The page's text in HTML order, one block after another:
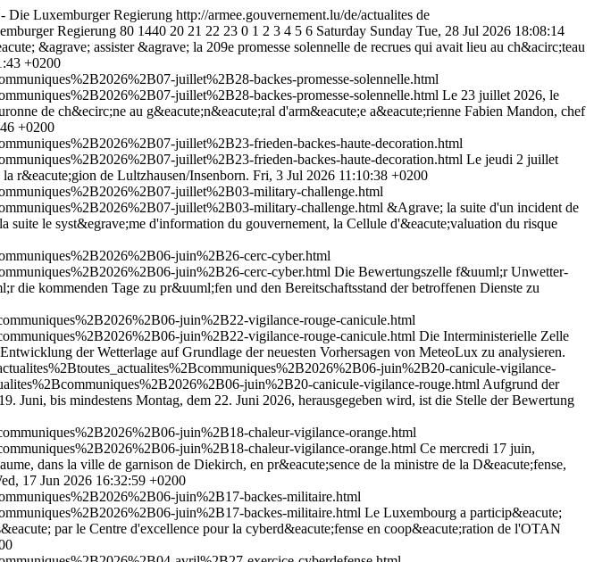
Die Luxemburger Regierung http://armee.gouvernement.lu/de/actualites de
Regierung 80 1440 20 21 22 23 0 1 2 3 4 5 6 Saturday Sunday Tue, 28 Jul 2026 18:08:14
&agrave; assister &agrave; la 209e promesse solennelle de recrues qui avait lieu au ch&acirc;teau
+0200
juillet%2B28-backes-promesse-solennelle.html
juillet%2B28-backes-promesse-solennelle.html Le 23 juillet 2026, le
de ch&ecirc;ne au g&eacute;n&eacute;ral d'arm&eacute;e a&eacute;rienne Fabien Mandon, chef
+0200
juillet%2B23-frieden-backes-haute-decoration.html
juillet%2B23-frieden-backes-haute-decoration.html Le jeudi 2 juillet
r&eacute;gion de Lultzhausen/Insenborn. Fri, 3 Jul 2026 11:10:38 +0200
juillet%2B03-military-challenge.html
juillet%2B03-military-challenge.html &Agrave; la suite d'un incident de
suite le syst&egrave;me d'information du gouvernement, la Cellule d'&eacute;valuation du risque
juin%2B26-cerc-cyber.html
juin%2B26-cerc-cyber.html Die Bewertungszelle f&uuml;r Unwetter-
kommenden Tage zu pr&uuml;fen und den Bereitschaftsstand der betroffenen Dienste zu
juin%2B22-vigilance-rouge-canicule.html
juin%2B22-vigilance-rouge-canicule.html Die Interministerielle Zelle
der Wetterlage auf Grundlage der neuesten Vorhersagen von MeteoLux zu analysieren.
juin%2B20-canicule-vigilance-
juin%2B20-canicule-vigilance-rouge.html Aufgrund der
bis mindestens Montag, dem 22. Juni 2026, herausgegeben wird, ist die Stelle der Bewertung
juin%2B18-chaleur-vigilance-orange.html
juin%2B18-chaleur-vigilance-orange.html Ce mercredi 17 juin,
dans la ville de garnison de Diekirch, en pr&eacute;sence de la ministre de la D&eacute;fense,
17 Jun 2026 16:32:59 +0200
juin%2B17-backes-militaire.html
juin%2B17-backes-militaire.html Le Luxembourg a particip&eacute;
par le Centre d'excellence pour la cyberd&eacute;fense en coop&eacute;ration de l'OTAN